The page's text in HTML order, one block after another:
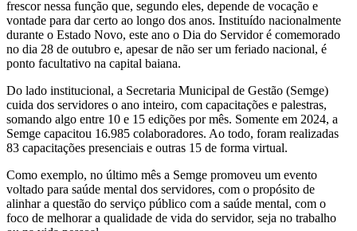
frescor nessa função que, segundo eles, depende de vocação e
vontade para dar certo ao longo dos anos. Instituído nacionalmente
durante o Estado Novo, este ano o Dia do Servidor é comemorado
no dia 28 de outubro e, apesar de não ser um feriado nacional, é
ponto facultativo na capital baiana.
Do lado institucional, a Secretaria Municipal de Gestão (Semge)
cuida dos servidores o ano inteiro, com capacitações e palestras,
somando algo entre 10 e 15 edições por mês. Somente em 2024, a
Semge capacitou 16.985 colaboradores. Ao todo, foram realizadas
83 capacitações presenciais e outras 15 de forma virtual.
Como exemplo, no último mês a Semge promoveu um evento
voltado para saúde mental dos servidores, com o propósito de
alinhar a questão do serviço público com a saúde mental, com o
foco de melhorar a qualidade de vida do servidor, seja no trabalho